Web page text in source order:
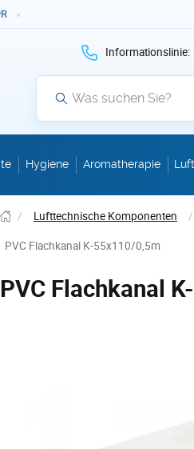
Informationslinie:
Hygiene Aromatherapie
/ Lufttechnische Komponenten /
PVC Flachkanal K-55x110/0,5m
PVC Flachkanal